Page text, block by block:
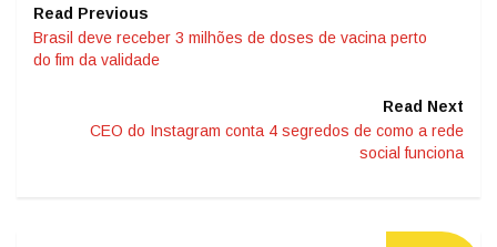
Read Previous
Brasil deve receber 3 milhões de doses de vacina perto
do fim da validade
Read Next
CEO do Instagram conta 4 segredos de como a rede
social funciona